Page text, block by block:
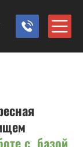
с базой